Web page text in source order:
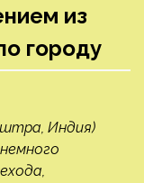
из
городу
Индия)